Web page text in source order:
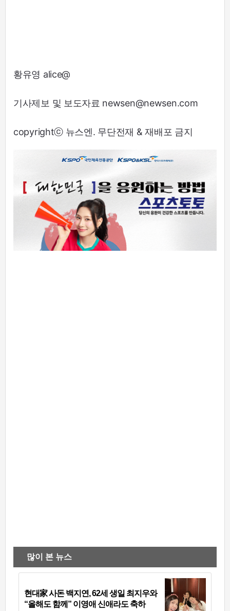
황유영 alice@
기사제보 및 보도자료 newsen@newsen.com
copyrightⓒ 뉴스엔. 무단전재 & 재배포 금지
많이 본 뉴스
현대家 사돈 백지연, 62세 생일 최지우와
“올해도 함께” 이영애 신애라도 축하